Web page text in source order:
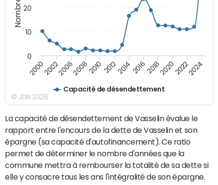
Capacité de désendettement
20002002200620082010 2012201420162018202020222024
0
10
20
© JDN 2026
La capacité de désendettement de Vasselin évalue le
rapport entre l'encours de la dette de Vasselin et son
épargne (sa capacité d'autofinancement). Ce ratio
permet de déterminer le nombre d'années que la
commune mettra à rembourser la totalité de sa dette si
elle y consacre tous les ans l'intégralité de son épargne.